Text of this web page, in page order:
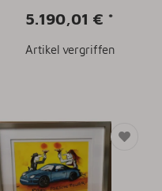
5.190,01 € *
Artikel vergriffen